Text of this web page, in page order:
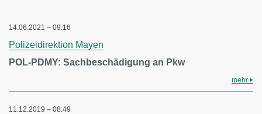
14.06.2021 – 09:16
Polizeidirektion Mayen
POL-PDMY: Sachbeschädigung an Pkw
mehr
11.12.2019 – 08:49